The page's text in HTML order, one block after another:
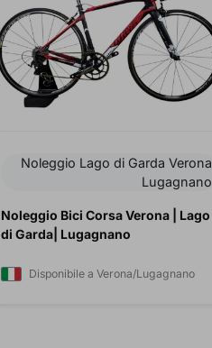
Noleggio Lago di Garda Verona
Lugagnano
Noleggio Bici Corsa Verona | Lago
di Garda| Lugagnano
Disponibile a Verona/Lugagnano